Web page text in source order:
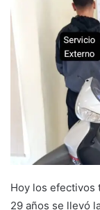
Hoy los efectivos
29 años se llevó